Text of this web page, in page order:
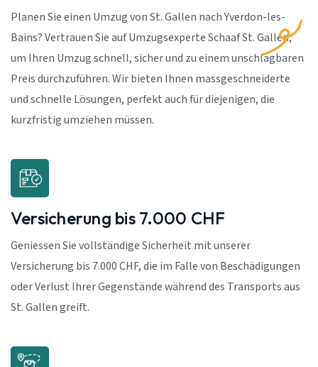
Planen Sie einen Umzug von St. Gallen nach Yverdon-les-
Bains? Vertrauen Sie auf Umzugsexperte Schaaf St. Gallen,
um Ihren Umzug schnell, sicher und zu einem unschlagbaren
Preis durchzuführen. Wir bieten Ihnen massgeschneiderte
und schnelle Lösungen, perfekt auch für diejenigen, die
kurzfristig umziehen müssen.
Versicherung bis 7.000 CHF
Geniessen Sie vollständige Sicherheit mit unserer
Versicherung bis 7.000 CHF, die im Falle von Beschädigungen
oder Verlust Ihrer Gegenstände während des Transports aus
St. Gallen greift.